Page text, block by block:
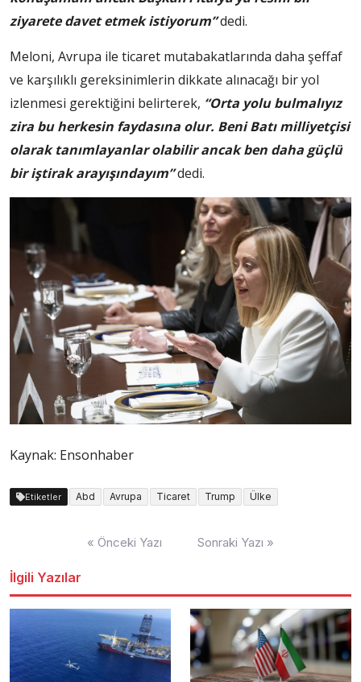
ziyarete davet etmek istiyorum”dedi.
Meloni, Avrupa ile ticaret mutabakatlarında daha şeffaf
ve karşılıklı gereksinimlerin dikkate alınacağı bir yol
izlenmesi gerektiğini belirterek, “Orta yolu bulmalıyız
zira bu herkesin faydasına olur. Beni Batı milliyetçisi
olarak tanımlayanlar olabilir ancak ben daha güçlü
bir iştirak arayışındayım”dedi.
Kaynak: Ensonhaber
Etiketler Abd Avrupa Ticaret Trump Ülke
« Önceki Yazı Sonraki Yazı »
İlgili Yazılar